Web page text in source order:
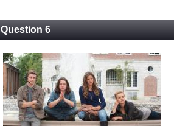
Question 6